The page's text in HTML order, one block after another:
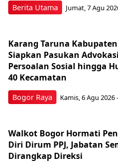
Berita Utama Jumat, 7 Agu
Bogor Raya
Karang Taruna
Siapkan Pasukan
Persoalan Sosial hingga
40 Kecamatan
Kamis, 6 Agu 2026
Walkot Bogor Hormati
Diri Dirum PPJ, Jabatan
Dirangkap Direksi